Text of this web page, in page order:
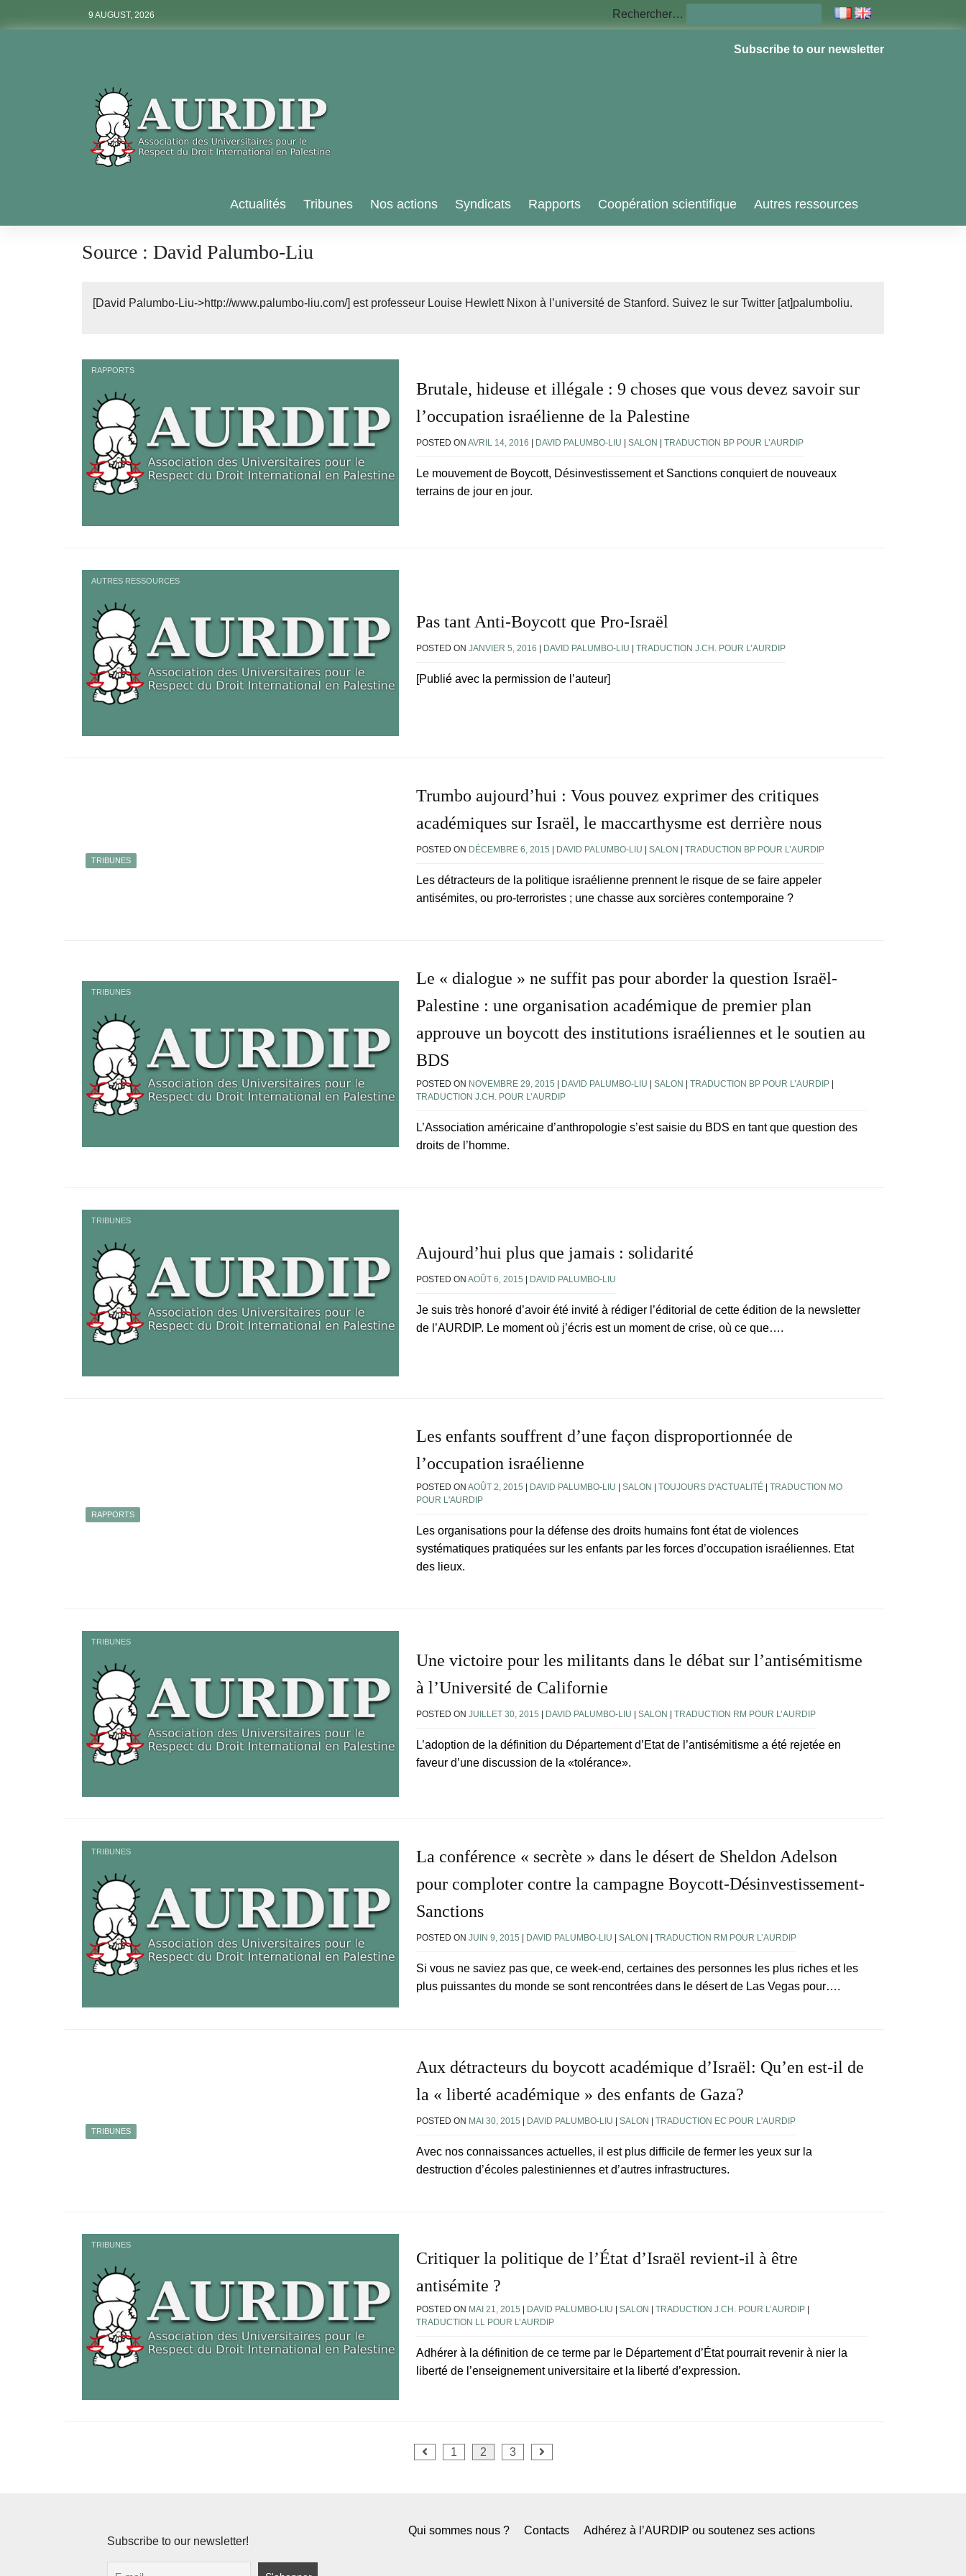
9 AUGUST, 2026 Rechercher…
Subscribe to our newsletter
Aurdip
Actualités Tribunes Nos actions Syndicats Rapports Coopération scientifique Autres ressources
Source : David Palumbo-Liu
[David Palumbo-Liu->http://www.palumbo-liu.com/] est professeur Louise Hewlett Nixon à l’université de Stanford. Suivez le sur Twitter [at]palumboliu.
RAPPORTS
Brutale, hideuse et illégale : 9 choses que vous devez savoir sur
l’occupation israélienne de la Palestine
POSTED ON AVRIL 14, 2016 DAVID PALUMBO-LIU SALON TRADUCTION BP POUR L’AURDIP
Le mouvement de Boycott, Désinvestissement et Sanctions conquiert de nouveaux
terrains de jour en jour.
AUTRES RESSOURCES
Pas tant Anti-Boycott que Pro-Israël
POSTED ON JANVIER 5, 2016 DAVID PALUMBO-LIU TRADUCTION J.CH. POUR L’AURDIP
[Publié avec la permission de l’auteur]
TRIBUNES
Trumbo aujourd’hui : Vous pouvez exprimer des critiques
académiques sur Israël, le maccarthysme est derrière nous
POSTED ON DÉCEMBRE 6, 2015 DAVID PALUMBO-LIU SALON TRADUCTION BP POUR L’AURDIP
Les détracteurs de la politique israélienne prennent le risque de se faire appeler
antisémites, ou pro-terroristes ; une chasse aux sorcières contemporaine ?
TRIBUNES
Le « dialogue » ne suffit pas pour aborder la question Israël-
Palestine : une organisation académique de premier plan
approuve un boycott des institutions israéliennes et le soutien au
BDS
POSTED ON NOVEMBRE 29, 2015 DAVID PALUMBO-LIU SALON TRADUCTION BP POUR L’AURDIP
TRADUCTION J.CH. POUR L’AURDIP
L’Association américaine d’anthropologie s’est saisie du BDS en tant que question des
droits de l’homme.
TRIBUNES
Aujourd’hui plus que jamais : solidarité
POSTED ON AOÛT 6, 2015 DAVID PALUMBO-LIU
Je suis très honoré d’avoir été invité à rédiger l’éditorial de cette édition de la newsletter
de l’AURDIP. Le moment où j’écris est un moment de crise, où ce que….
RAPPORTS
Les enfants souffrent d’une façon disproportionnée de
l’occupation israélienne
POSTED ON AOÛT 2, 2015 | DAVID PALUMBO-LIU | SALON | TOUJOURS D'ACTUALITÉ | TRADUCTION MO
POUR L'AURDIP
Les organisations pour la défense des droits humains font état de violences
systématiques pratiquées sur les enfants par les forces d’occupation israéliennes. Etat
des lieux.
TRIBUNES
Une victoire pour les militants dans le débat sur l’antisémitisme
à l’Université de Californie
POSTED ON JUILLET 30, 2015 | DAVID PALUMBO-LIU | SALON | TRADUCTION RM POUR L’AURDIP
L’adoption de la définition du Département d’Etat de l’antisémitisme a été rejetée en
faveur d’une discussion de la «tolérance».
TRIBUNES
La conférence « secrète » dans le désert de Sheldon Adelson
pour comploter contre la campagne Boycott-Désinvestissement-
Sanctions
POSTED ON JUIN 9, 2015 DAVID PALUMBO-LIU SALON TRADUCTION RM POUR L’AURDIP
Si vous ne saviez pas que, ce week-end, certaines des personnes les plus riches et les
plus puissantes du monde se sont rencontrées dans le désert de Las Vegas pour….
TRIBUNES
Aux détracteurs du boycott académique d’Israël: Qu’en est-il de
la « liberté académique » des enfants de Gaza?
POSTED ON MAI 30, 2015 | DAVID PALUMBO-LIU | SALON | TRADUCTION EC POUR L'AURDIP
Avec nos connaissances actuelles, il est plus difficile de fermer les yeux sur la
destruction d’écoles palestiniennes et d’autres infrastructures.
TRIBUNES
Critiquer la politique de l’État d’Israël revient-il à être
antisémite ?
POSTED ON MAI 21, 2015 | DAVID PALUMBO-LIU | SALON | TRADUCTION J.CH. POUR L’AURDIP |
TRADUCTION LL POUR L’AURDIP
Adhérer à la définition de ce terme par le Département d’État pourrait revenir à nier la
liberté de l’enseignement universitaire et la liberté d’expression.
1 2 3
Subscribe to our newsletter!
Qui sommes nous ? Contacts Adhérez à l’AURDIP ou soutenez ses actions